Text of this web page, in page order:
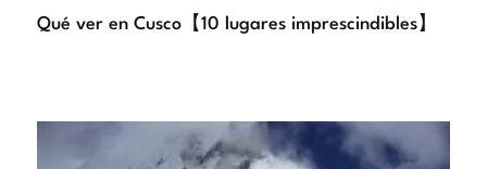
Qué ver en Cusco【10 lugares imprescindibles】